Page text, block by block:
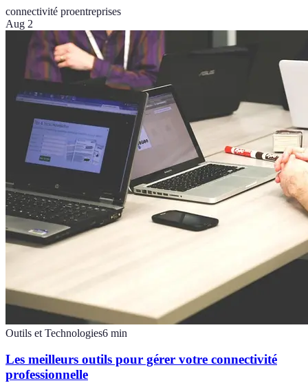
connectivité proentreprises
Aug 2
Outils et Technologies6 min
Les meilleurs outils pour gérer votre connectivité
professionnelle